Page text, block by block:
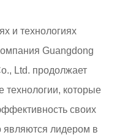
и технологиях
Guangdong
Ltd. продолжает
технологии, которые
своих
являются лидером в